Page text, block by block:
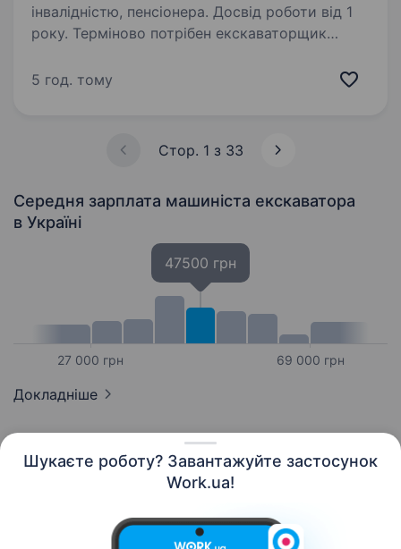
Шукаєте роботу? Завантажуйте застосунок
Work.ua!
інвалідністю, пенсіонера. Досвід роботи від 1
року. Терміново потрібен екскаваторщик
Житло надаємо. Оплата 300 грн ковш на JCB-
5 год. тому
Стор. 1 з 33
Середня зарплата машиніста екскаватора
в Україні
27 000 грн
47500 грн
69 000 грн
Докладніше